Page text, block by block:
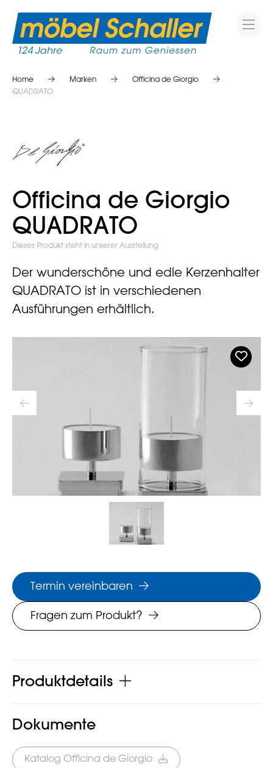
Home Marken
Officina de Giorgio
QUADRATO
Officina de Giorgio
QUADRATO
Dieses Produkt steht in unserer Ausstellung
Der wunderschöne und edle Kerzenhalter
QUADRATO ist in verschiedenen
Ausführungen erhältlich.
Termin vereinbaren
Fragen zum Produkt?
Produktdetails
Dokumente
Katalog Officina de Giorgio